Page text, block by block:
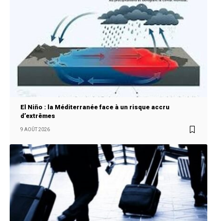
El Niño : la Méditerranée face à un risque accru
d’extrêmes
9 AOÛT 2026